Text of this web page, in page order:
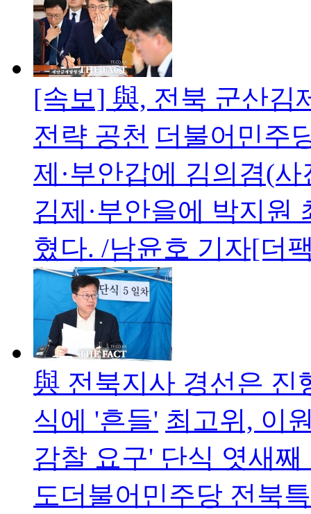
[속보] 與, 전북 군산김
전략 공천 더불어민주
제·부안갑에 김의겸(
김제·부안을에 박지원
혔다. /남윤호 기자[더
與 전북지사 경선은
식에 '흔들' 최고위, 이
감찰 요구' 단식 엿새
도더불어민주당 전북